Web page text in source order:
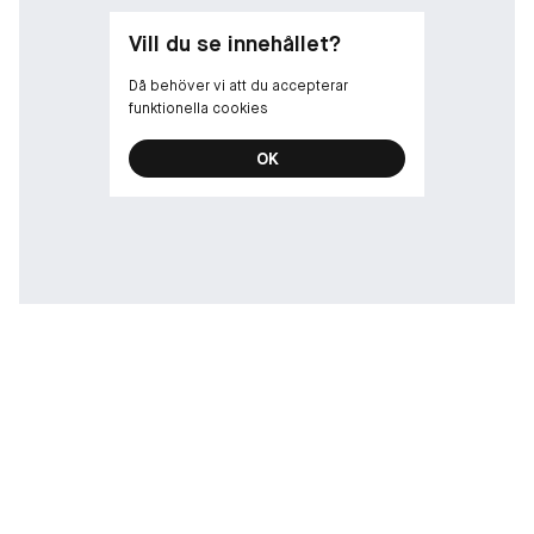
Vill du se innehållet?
Då behöver vi att du accepterar
funktionella cookies
OK